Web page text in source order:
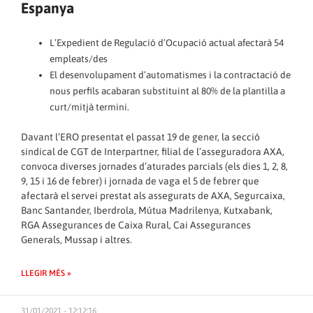
Espanya
L’Expedient de Regulació d’Ocupació actual afectarà 54
empleats/des
El desenvolupament d’automatismes i la contractació de
nous perfils acabaran substituint al 80% de la plantilla a
curt/mitjà termini.
Davant l’ERO presentat el passat 19 de gener, la secció
sindical de CGT de Interpartner, filial de l’asseguradora AXA,
convoca diverses jornades d’aturades parcials (els dies 1, 2, 8,
9, 15 i 16 de febrer) i jornada de vaga el 5 de febrer que
afectarà el servei prestat als assegurats de AXA, Segurcaixa,
Banc Santander, Iberdrola, Mútua Madrilenya, Kutxabank,
RGA Assegurances de Caixa Rural, Cai Assegurances
Generals, Mussap i altres.
LLEGIR MÉS »
31/01/2021 - 12:12:16